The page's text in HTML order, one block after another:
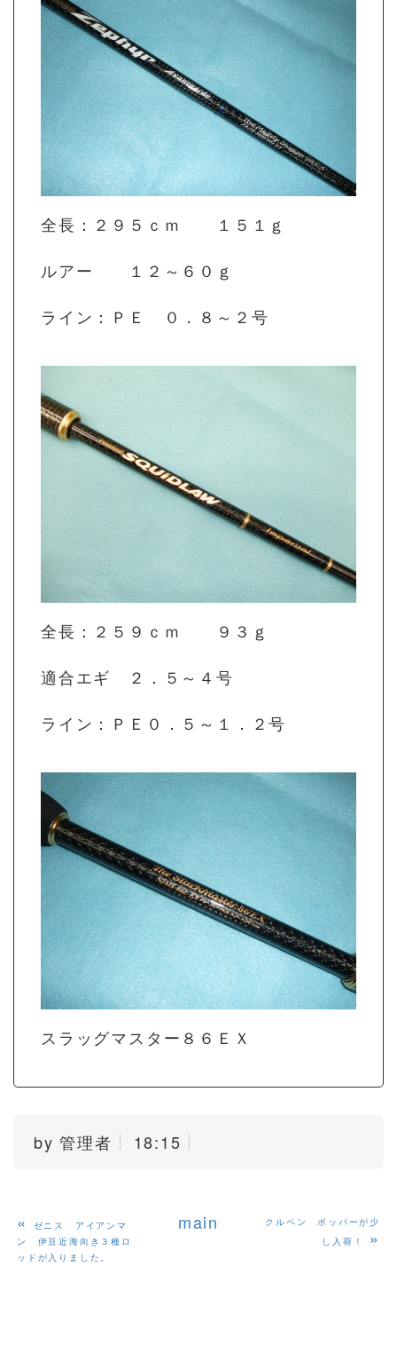
全長：２９５ｃｍ １５１ｇ
ルアー １２～６０ｇ
ライン：ＰＥ ０．８～２号
全長：２５９ｃｍ ９３ｇ
適合エギ ２．５～４号
ライン：ＰＥ０．５～１．２号
スラッグマスター８６ＥＸ
by管理者 18:15
«
ゼニス アイアンマ
ン 伊豆近海向き３種ロ
ッドが入りました。
main
クルペン ポッパーが少
し入荷！
»